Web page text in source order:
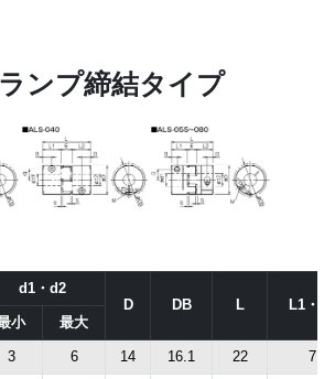
ランプ締結タイプ
d1・d2
D
DB L
L1・L2
小
最大
3 6 14 16.1 22 7